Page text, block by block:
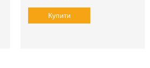
Купити